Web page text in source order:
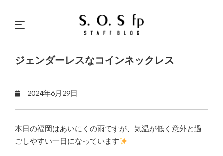
ジェンダーレスなコインネックレス
2024年6月29日
本日の福岡はあいにくの雨ですが、気温が低く意外と過
ごしやすい一日になっています